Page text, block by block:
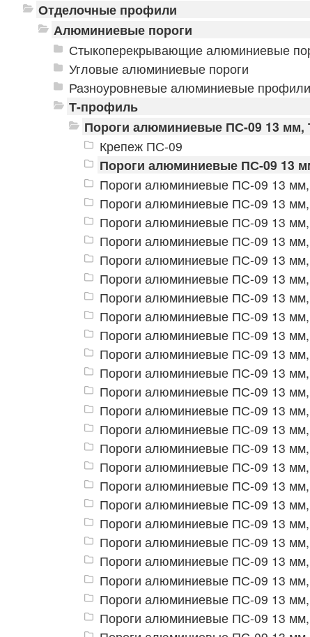
Отделочные профили
Алюминиевые пороги
Стыкоперекрывающие алюминиевые
Угловые алюминиевые пороги
Разноуровневые алюминиевые профили
Т-профиль
Пороги алюминиевые ПС-09 13 мм,
Крепеж ПС-09
Пороги алюминиевые ПС-09 13
Пороги алюминиевые ПС-09 13
Пороги алюминиевые ПС-09 13
Пороги алюминиевые ПС-09 13 мм,
Пороги алюминиевые ПС-09 13 мм,
Пороги алюминиевые ПС-09 13
Пороги алюминиевые ПС-09 13 мм,
Пороги алюминиевые ПС-09 13 мм,
Пороги алюминиевые ПС-09 13 мм,
Пороги алюминиевые ПС-09 13 мм,
Пороги алюминиевые ПС-09 13 мм,
Пороги алюминиевые ПС-09 13
Пороги алюминиевые ПС-09 13 мм,
Пороги алюминиевые ПС-09 13
Пороги алюминиевые ПС-09 13 мм,
Пороги алюминиевые ПС-09 13 мм,
Пороги алюминиевые ПС-09 13 мм,
Пороги алюминиевые ПС-09 13
Пороги алюминиевые ПС-09 13
Пороги алюминиевые ПС-09 13 мм,
Пороги алюминиевые ПС-09 13
Пороги алюминиевые ПС-09 13
Пороги алюминиевые ПС-09 13
Пороги алюминиевые ПС-09 13
Пороги алюминиевые ПС-09 13